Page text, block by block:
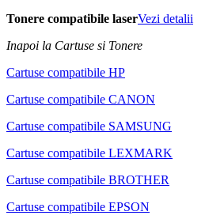
Tonere compatibile laserVezi detalii
Inapoi la Cartuse si Tonere
Cartuse compatibile HP
Cartuse compatibile CANON
Cartuse compatibile SAMSUNG
Cartuse compatibile LEXMARK
Cartuse compatibile BROTHER
Cartuse compatibile EPSON